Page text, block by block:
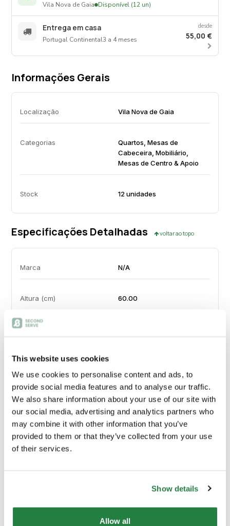
This website uses cookies
We use cookies to personalise content and ads, to
provide social media features and to analyse our traffic.
We also share information about your use of our site with
our social media, advertising and analytics partners who
may combine it with other information that you’ve
provided to them or that they’ve collected from your use
of their services.
Show details
Allow all
Vila Nova de Gaia Disponível (12 un)
Entrega em casa
Portugal Continental3 a 4 meses
desde
55,00 €
Informações Gerais
Localização Vila Nova de Gaia
Categorias
Quartos, Mesas de
Cabeceira, Mobiliário,
Mesas de Centro & Apoio
Stock 12 unidades
Especificações Detalhadas voltar ao topo
Marca N/A
Altura (cm) 60.00
Largura (cm)
Comprimento (cm)
Diâmetro (cm) 45.00
Material Principal Madeira
Cor